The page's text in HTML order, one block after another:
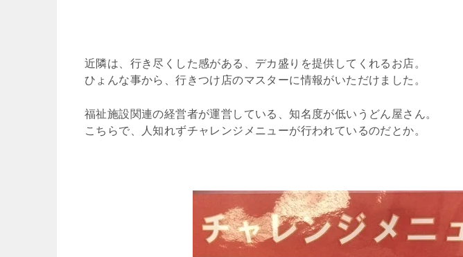
近隣は、行き尽くした感がある、デカ盛りを提供してくれるお店。
ひょんな事から、行きつけ店のマスターに情報がいただけました。
福祉施設関連の経営者が運営している、知名度が低いうどん屋さん。
こちらで、人知れずチャレンジメニューが行われているのだとか。